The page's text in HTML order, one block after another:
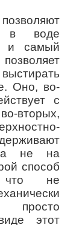
в воде
и самый
Оно, во-
с
а не на
способ
что не
просто
этот